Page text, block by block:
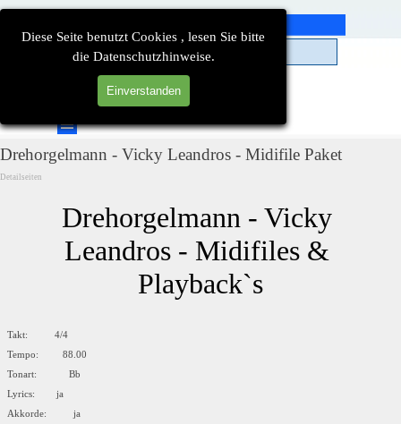
Diese Seite benutzt Cookies , lesen Sie bitte
die Datenschutzhinweise.
Einverstanden
Direkt zum Seiteninhalt
Menü überspringen
Drehorgelmann - Vicky Leandros - Midifile Paket
Detailseiten
Drehorgelmann - Vicky
Leandros - Midifiles &
Playback`s
Takt: 4/4
Tempo: 88.00
Tonart: Bb
Lyrics: ja
Akkorde: ja